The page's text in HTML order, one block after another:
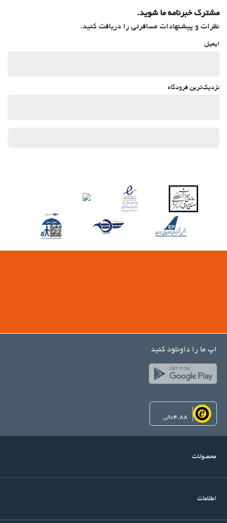
مشترک خبرنامه ما شوید.
نظرات و پیشنهادات مسافرتی را دریافت کنید.
ایمیل
نزدیک‌ترین فرودگاه
اپ ما را داونلود کنید
4.88عالی
محصولات
اطلاعات